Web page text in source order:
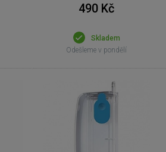
490 Kč
Skladem
Odešleme v pondělí